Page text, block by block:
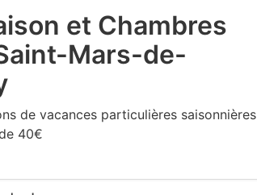
et Chambres
Mars-de-
de vacances particulières saisonnières
40€